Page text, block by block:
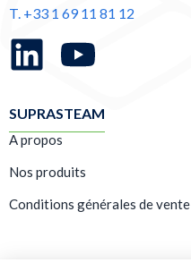
T. +33 1 69 11 81 12
SUPRASTEAM
A propos
Nos produits
Conditions générales de vente